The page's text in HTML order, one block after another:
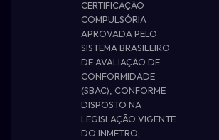
CERTIFICAÇÃO
COMPULSÓRIA
APROVADA PELO
SISTEMA BRASILEIRO
DE AVALIAÇÃO DE
CONFORMIDADE
(SBAC), CONFORME
DISPOSTO NA
LEGISLAÇÃO VIGENTE
DO INMETRO;